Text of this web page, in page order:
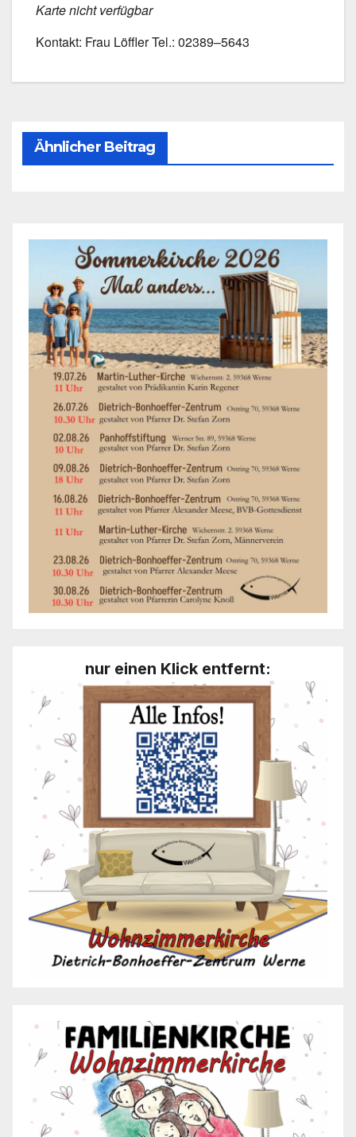
Kar­te nicht ver­füg­bar
Kon­takt: Frau Löff­ler Tel.: 02389–5643
Ähnlicher Beitrag
nur einen Klick entfernt: